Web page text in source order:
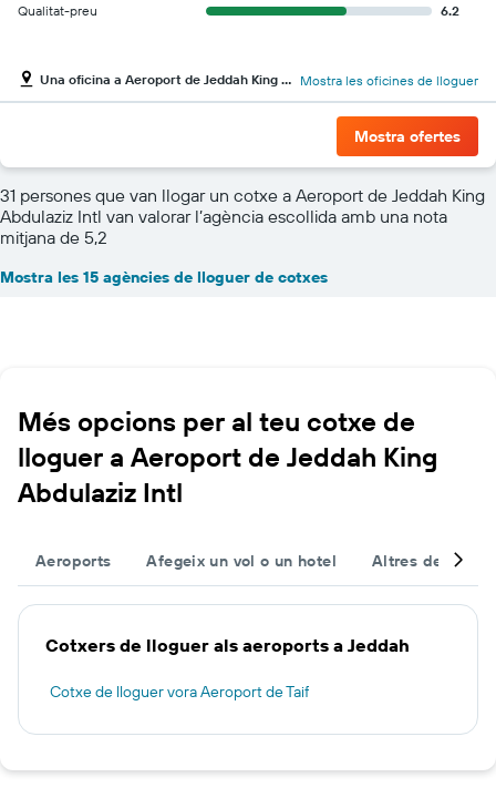
Qualitat-preu
6.2
Una oficina a Aeroport de Jeddah King Abdulaziz Intl Mostra les oficines de lloguer
Mostra ofertes
31 persones que van llogar un cotxe a Aeroport de Jeddah King
Abdulaziz Intl van valorar l’agència escollida amb una nota
mitjana de 5,2
Mostra les 15 agències de lloguer de cotxes
Més opcions per al teu cotxe de
lloguer a Aeroport de Jeddah King
Abdulaziz Intl
Aeroports Afegeix un vol o un hotel Altres
Cotxers de lloguer als aeroports a Jeddah
Cotxe de lloguer vora Aeroport de Taif